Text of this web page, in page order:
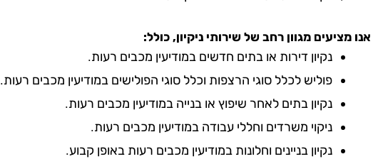
אנו מציעים מגוון רחב של שירותי ניקיון, כולל:
נקיון דירות או בתים חדשים במודיעין מכבים רעות.
פוליש לכלל סוגי הרצפות וכלל סוגי הפולישים במודיעין מכבים רעות.
נקיון בתים לאחר שיפוץ או בנייה במודיעין מכבים רעות.
ניקוי משרדים וחללי עבודה במודיעין מכבים רעות.
נקיון בניינים וחלונות במודיעין מכבים רעות באופן קבוע.